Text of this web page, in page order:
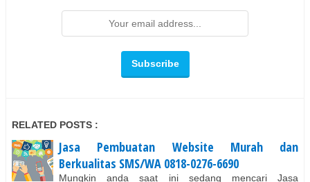
RELATED POSTS :
Jasa Pembuatan Website Murah dan
Berkualitas SMS/WA 0818-0276-6690
Mungkin anda saat ini sedang mencari Jasa